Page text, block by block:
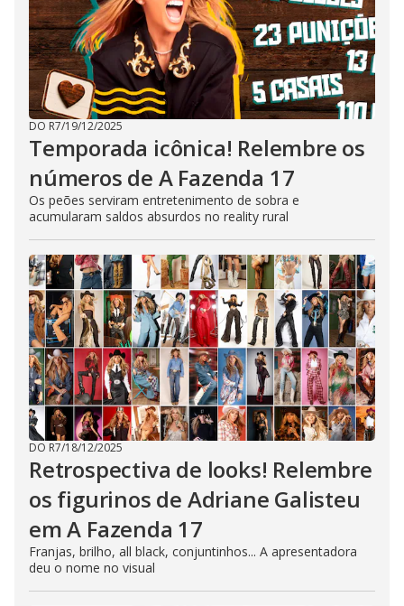
DO R7/19/12/2025
Temporada icônica! Relembre os
números de A Fazenda 17
Os peões serviram entretenimento de sobra e
acumularam saldos absurdos no reality rural
DO R7/18/12/2025
Retrospectiva de looks! Relembre
os figurinos de Adriane Galisteu
em A Fazenda 17
Franjas, brilho, all black, conjuntinhos... A apresentadora
deu o nome no visual